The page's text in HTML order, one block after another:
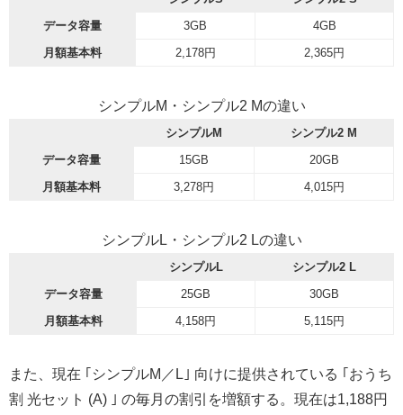
データ容量
3GB
4GB
月額基本料
2,178円 2,365円
シンプルM・シンプル2 Mの違い
シンプルM
シンプル2 M
データ容量
15GB
20GB
月額基本料
3,278円 4,015円
シンプルL・シンプル2 Lの違い
シンプルL
シンプル2 L
データ容量
25GB
30GB
月額基本料
4,158円 5,115円
また、現在 ｢シンプルM／L｣ 向けに提供されている ｢おうち
割 光セット (A) ｣ の毎月の割引を増額する。現在は1,188円